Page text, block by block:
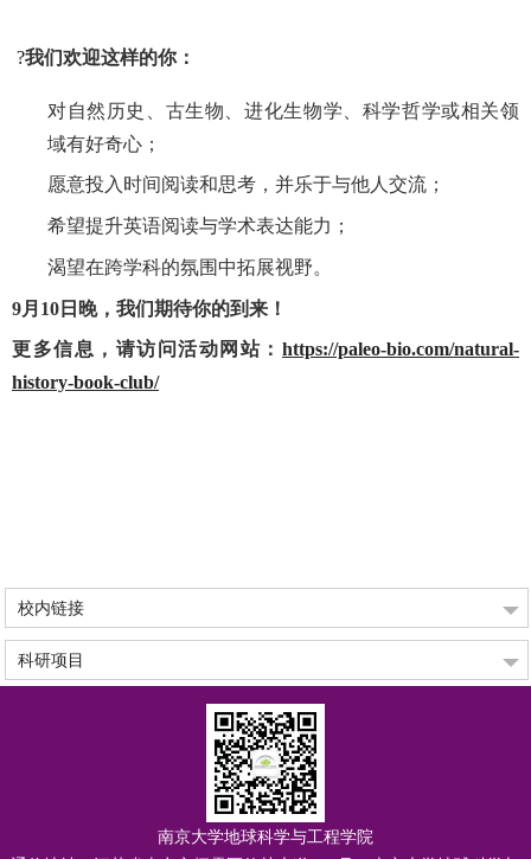
?我们欢迎这样的你：
对自然历史、古生物、进化生物学、科学哲学或相关领
域有好奇心；
愿意投入时间阅读和思考，并乐于与他人交流；
希望提升英语阅读与学术表达能力；
渴望在跨学科的氛围中拓展视野。
9月 10 日晚，我们期待你的到来！
更多信息，请访问活动网站： https://paleo-bio.com/natural-
history-book-club/
校内链接
科研项目
南京大学地球科学与工程学院